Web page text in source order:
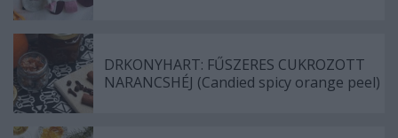
DRKONYHART: FŰSZERES CUKROZOTT
NARANCSHÉJ (Candied spicy orange peel)